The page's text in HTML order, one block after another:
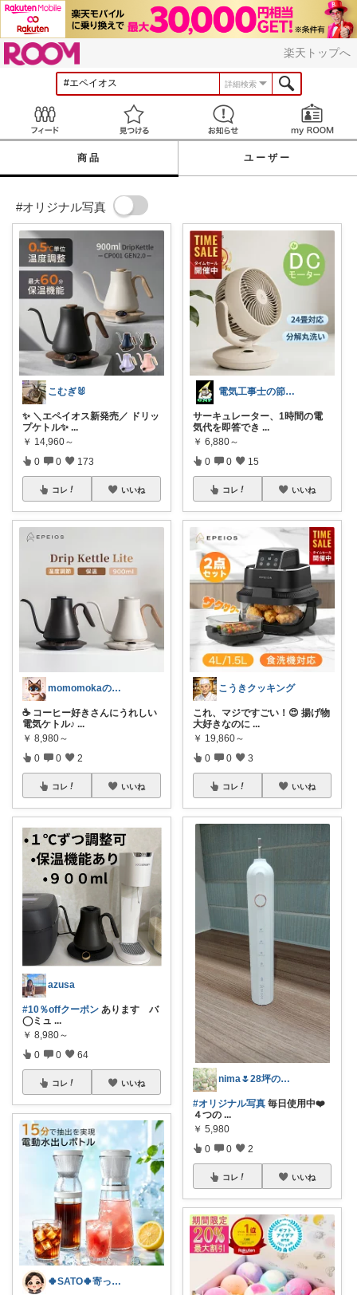
楽天トップへ
詳細検索
見つける お知らせ
商品 ユーザー
#オリジナル写真
こむぎ🐰
✨ ＼エペイオス新発売／ ドリッ
プケトル✨ ...
￥ 14,960～
0 0 173
コレ いいね
momomokaのラク家事room
☕ コーヒー好きさんにうれしい
電気ケトル♪ ...
￥ 8,980～
0 0 2
コレ いいね
azusa
#10％offクーポン あります バ
◯ミュ ...
￥ 8,980～
0 0 64
コレ いいね
🍀SATO🍀寄って、見てらっしゃい！
電気工事士の節電ROOM
サーキュレーター、1時間の電
気代を即答でき ...
￥ 6,880～
0 0 15
コレ いいね
こうきクッキング
これ、マジですごい！😍 揚げ物
大好きなのに ...
￥ 19,860～
0 0 3
コレ いいね
nima🌷28坪の小さな暮らし
#オリジナル写真 毎日使用中❤️
４つの ...
￥ 5,980
0 0 2
コレ いいね